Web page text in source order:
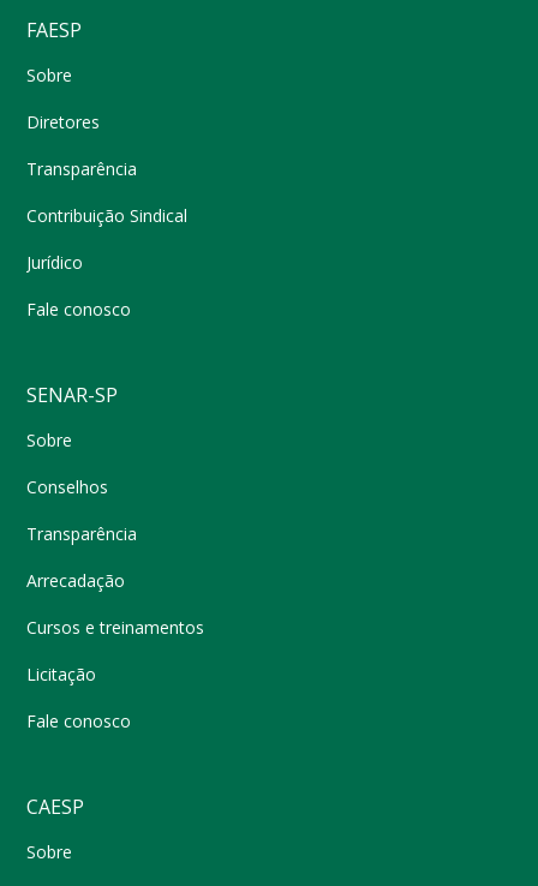
FAESP
Sobre
Diretores
Transparência
Contribuição Sindical
Jurídico
Fale conosco
SENAR-SP
Sobre
Conselhos
Transparência
Arrecadação
Cursos e treinamentos
Licitação
Fale conosco
CAESP
Sobre